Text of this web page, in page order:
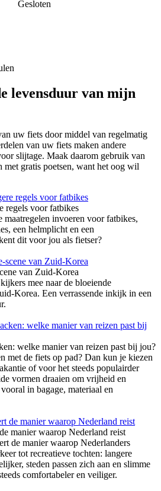
Gesloten
levensduur van mijn
uw fiets door middel van regelmatig
van uw fiets maken andere
slijtage. Maak daarom gebruik van
met gratis poetsen, want het oog wil
regels voor fatbikes
invoeren voor fatbikes,
een helmplicht en een
dit voor jou als fietser?
van Zuid-Korea
mee naar de bloeiende
Korea. Een verrassende inkijk in een
welke manier van reizen past bij jou?
met de fiets op pad? Dan kun je kiezen
of voor het steeds populairder
vormen draaien om vrijheid en
in bagage, materiaal en
manier waarop Nederland reist
de manier waarop Nederlanders
tot recreatieve tochten: langere
steden passen zich aan en slimme
comfortabeler en veiliger.